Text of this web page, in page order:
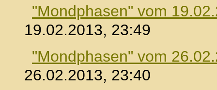
"Mondphasen" vom
19.02.2013, 23:49
"Mondphasen" vom
26.02.2013, 23:40